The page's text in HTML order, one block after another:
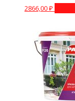
2866,00₽